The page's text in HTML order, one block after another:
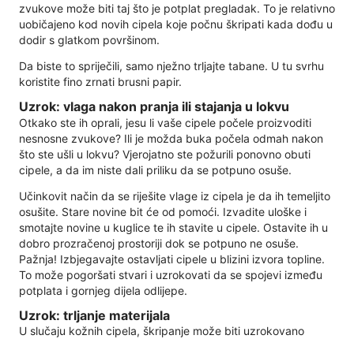
zvukove može biti taj što je potplat pregladak. To je relativno
uobičajeno kod novih cipela koje počnu škripati kada dođu u
dodir s glatkom površinom.
Da biste to spriječili, samo nježno trljajte tabane. U tu svrhu
koristite fino zrnati brusni papir.
Uzrok: vlaga nakon pranja ili stajanja u lokvu
Otkako ste ih oprali, jesu li vaše cipele počele proizvoditi
nesnosne zvukove? Ili je možda buka počela odmah nakon
što ste ušli u lokvu? Vjerojatno ste požurili ponovno obuti
cipele, a da im niste dali priliku da se potpuno osuše.
Učinkovit način da se riješite vlage iz cipela je da ih temeljito
osušite. Stare novine bit će od pomoći. Izvadite uloške i
smotajte novine u kuglice te ih stavite u cipele. Ostavite ih u
dobro prozračenoj prostoriji dok se potpuno ne osuše.
Pažnja! Izbjegavajte ostavljati cipele u blizini izvora topline.
To može pogoršati stvari i uzrokovati da se spojevi između
potplata i gornjeg dijela odlijepe.
Uzrok: trljanje materijala
U slučaju kožnih cipela, škripanje može biti uzrokovano